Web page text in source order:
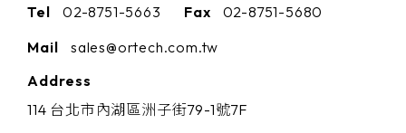
Tel 02-8751-5663 Fax
02-8751-5680
Mail
sales@ortech.com.tw
Address
114 台北市內湖區洲子街79-1號7F